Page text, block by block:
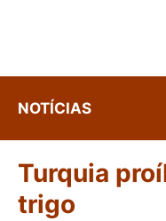
NOTÍCIAS
Turquia
trigo